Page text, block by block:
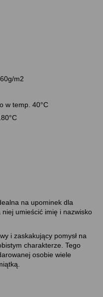
m2
w temp. 40°C
na upominek dla
niej umieścić imię i nazwisko
i zaskakujący pomysł na
charakterze. Tego
osobie wiele